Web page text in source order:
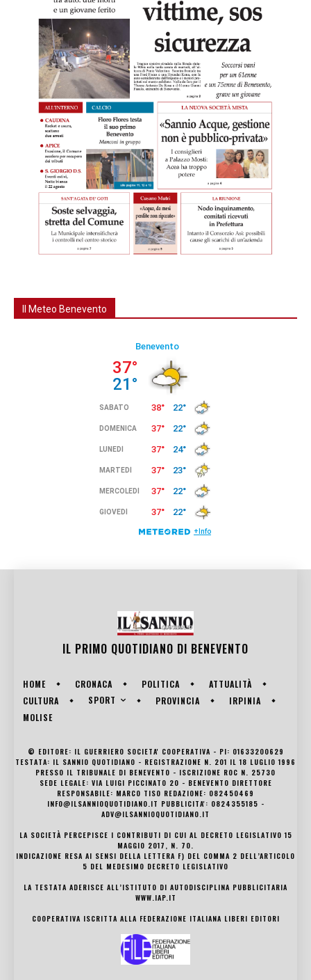
Il Meteo Benevento
IL PRIMO QUOTIDIANO DI BENEVENTO
HOME CRONACA POLITICA
ATTUALITÀ
CULTURA
SPORT PROVINCIA
IRPINIA
MOLISE
© EDITORE: IL GUERRIERO SOCIETA' COOPERATIVA - PI: 01633200629
TESTATA: IL SANNIO QUOTIDIANO - REGISTRAZIONE N. 201 IL 18 LUGLIO 1996
PRESSO IL TRIBUNALE DI BENEVENTO - ISCRIZIONE ROC N. 25730
SEDE LEGALE: VIA LUIGI PICCINATO 20 - BENEVENTO DIRETTORE
RESPONSABILE: MARCO TISO REDAZIONE: 082450469
INFO@ILSANNIOQUOTIDIANO.IT PUBBLICITA': 0824355185 -
ADV@ILSANNIOQUOTIDIANO.IT
LA SOCIETÀ PERCEPISCE I CONTRIBUTI DI CUI AL DECRETO LEGISLATIVO 15
MAGGIO 2017, N. 70.
INDICAZIONE RESA AI SENSI DELLA LETTERA F) DEL COMMA 2 DELL’ARTICOLO
5 DEL MEDESIMO DECRETO LEGISLATIVO
LA TESTATA ADERISCE ALL’ISTITUTO DI AUTODISCIPLINA PUBBLICITARIA
WWW.IAP.IT
COOPERATIVA ISCRITTA ALLA FEDERAZIONE ITALIANA LIBERI EDITORI